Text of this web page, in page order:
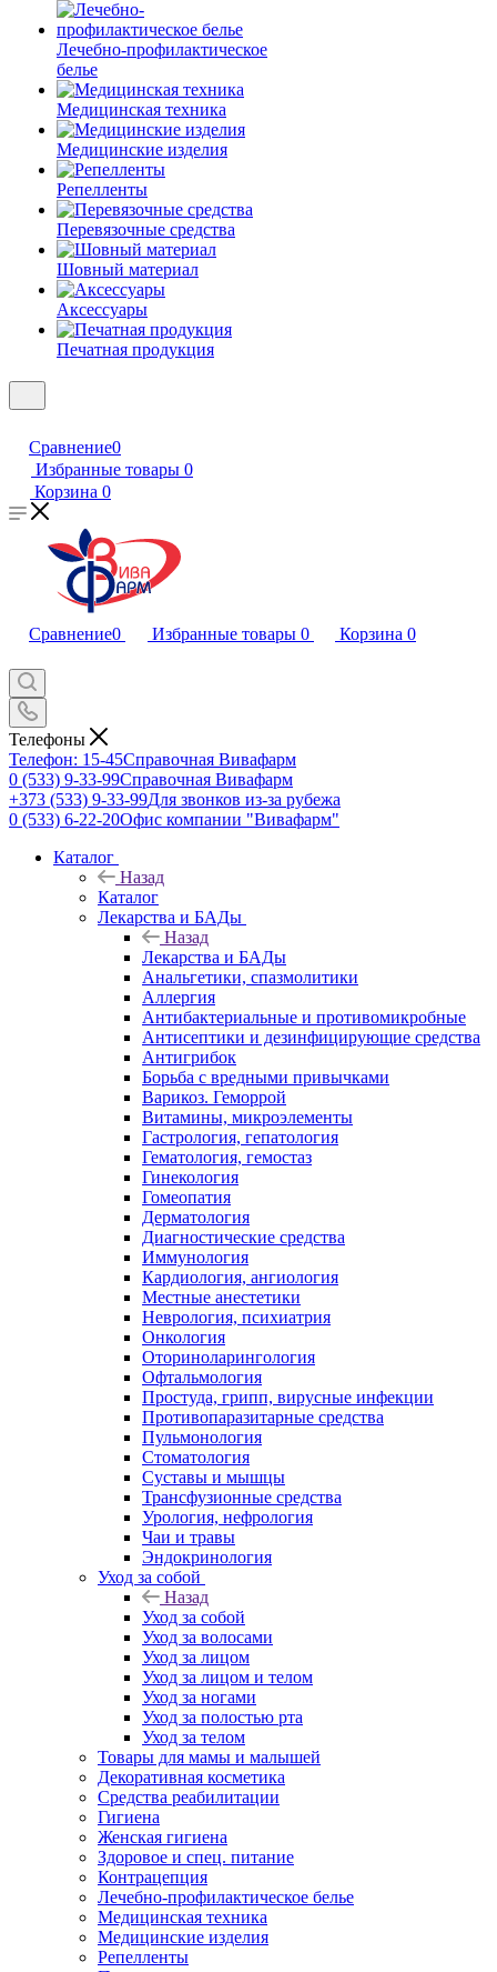
Лечебно-профилактическое
белье
Медицинская техника
Медицинские изделия
Репелленты
Перевязочные средства
Шовный материал
Аксессуары
Печатная продукция
Сравнение0
Избранные товары 0
Корзина 0
Сравнение0 Избранные товары 0 Корзина 0
Телефоны
Телефон: 15-45Справочная Вивафарм
0 (533) 9-33-99Справочная Вивафарм
+373 (533) 9-33-99Для звонков из-за рубежа
0 (533) 6-22-20Офис компании "Вивафарм"
Каталог
Назад
Каталог
Лекарства и БАДы
Назад
Лекарства и БАДы
Анальгетики, спазмолитики
Аллергия
Антибактериальные и противомикробные
Антисептики и дезинфицирующие средства
Антигрибок
Борьба с вредными привычками
Варикоз. Геморрой
Витамины, микроэлементы
Гастрология, гепатология
Гематология, гемостаз
Гинекология
Гомеопатия
Дерматология
Диагностические средства
Иммунология
Кардиология, ангиология
Местные анестетики
Неврология, психиатрия
Онкология
Оториноларингология
Офтальмология
Простуда, грипп, вирусные инфекции
Противопаразитарные средства
Пульмонология
Стоматология
Суставы и мышцы
Трансфузионные средства
Урология, нефрология
Чаи и травы
Эндокринология
Уход за собой
Назад
Уход за собой
Уход за волосами
Уход за лицом
Уход за лицом и телом
Уход за ногами
Уход за полостью рта
Уход за телом
Товары для мамы и малышей
Декоративная косметика
Средства реабилитации
Гигиена
Женская гигиена
Здоровое и спец. питание
Контрацепция
Лечебно-профилактическое белье
Медицинская техника
Медицинские изделия
Репелленты